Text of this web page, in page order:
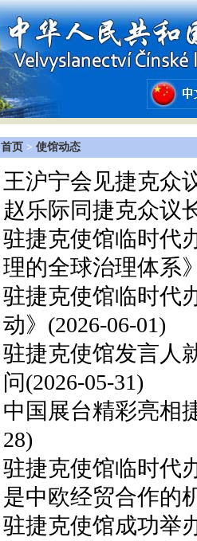
首页 > 使馆动态
王沪宁会见捷克众
赵乐际同捷克众议
驻捷克使馆临时代
理的全球治理体系
驻捷克使馆临时代
动》 (2026-06-01)
驻捷克使馆发言人
问(2026-05-31)
中国展台精彩亮相
28)
驻捷克使馆临时代
是中欧经贸合作的
驻捷克使馆成功举